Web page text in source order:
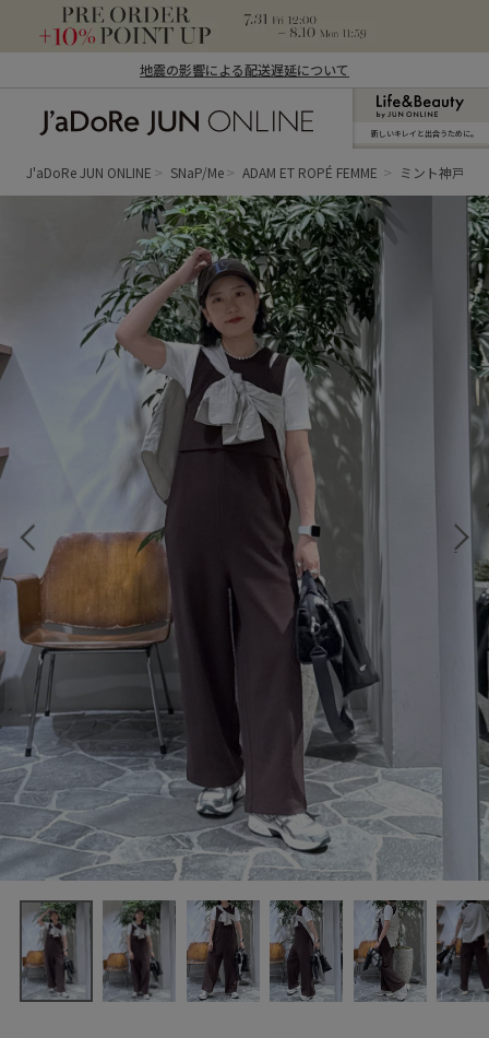
地震の影響による配送遅延について
ン オンライン）
新しいキレイと出合うために。
J'aDoRe JUN ONLINE SNaP/Me ADAM ET ROPÉ FEMME ミント神戸